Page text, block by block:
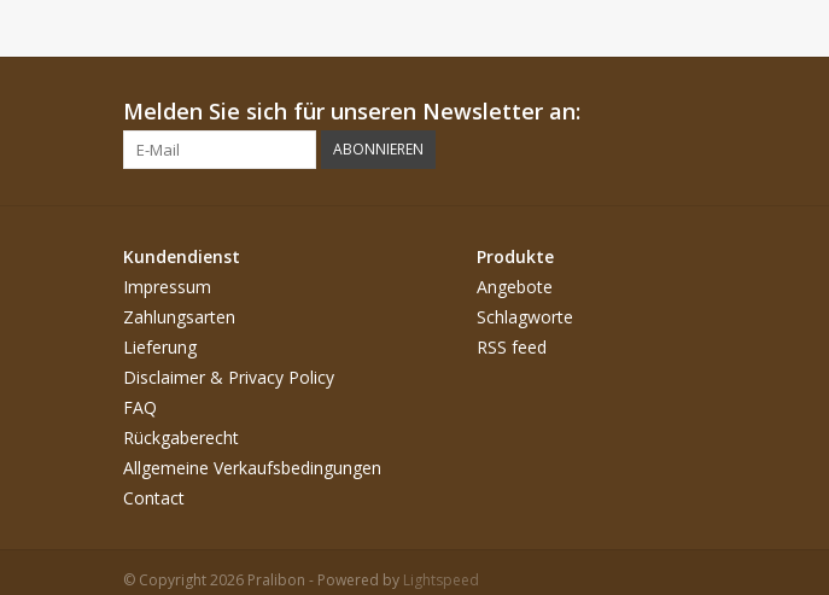
Melden Sie sich für unseren Newsletter an:
ABONNIEREN
Kundendienst
Impressum
Zahlungsarten
Lieferung
Disclaimer & Privacy Policy
FAQ
Rückgaberecht
Allgemeine Verkaufsbedingungen
Contact
Produkte
Angebote
Schlagworte
RSS feed
© Copyright 2026 Pralibon - Powered by Lightspeed